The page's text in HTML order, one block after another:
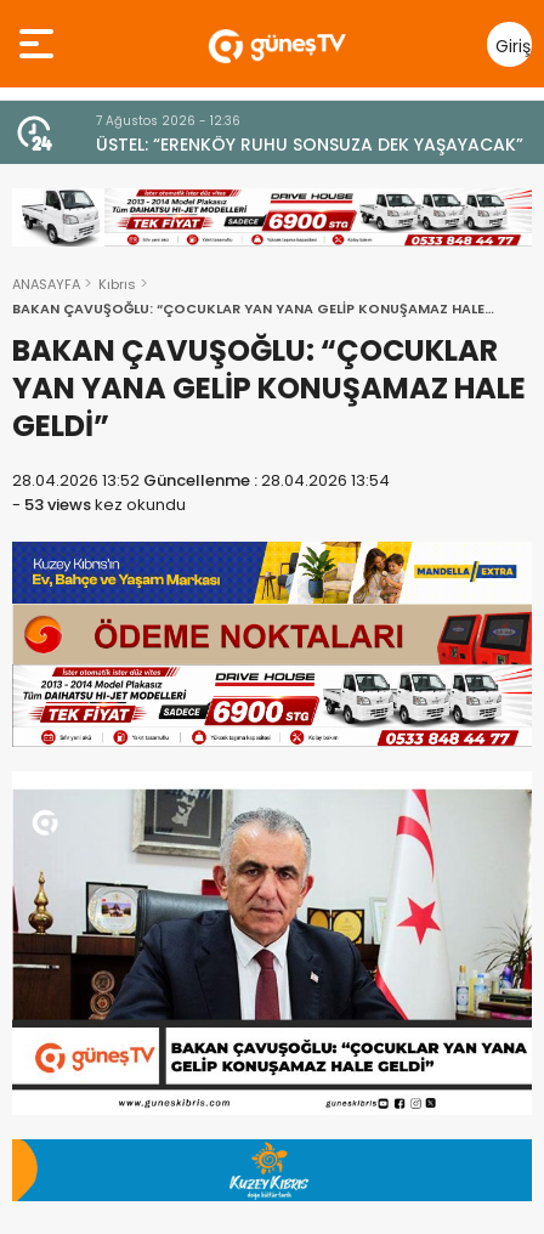
Giriş
Yap
7 Ağustos 2026 - 12:36
ÜSTEL: “ERENKÖY RUHU SONSUZA DEK YAŞAYACAK”
ANASAYFA
Kıbrıs
BAKAN ÇAVUŞOĞLU: “ÇOCUKLAR YAN YANA GELİP KONUŞAMAZ HALE
BAKAN ÇAVUŞOĞLU: “ÇOCUKLAR
YAN YANA GELİP KONUŞAMAZ HALE
GELDİ”
28.04.2026 13:52 Güncellenme :28.04.2026 13:54
- 53 viewskez okundu